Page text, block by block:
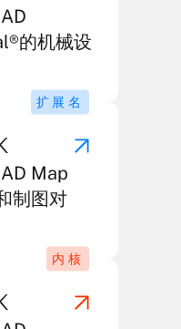
的机械设
扩展名
Map
制图对
内核